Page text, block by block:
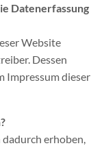
Datenerfassung
Website
Dessen
Impressum dieser
erhoben,